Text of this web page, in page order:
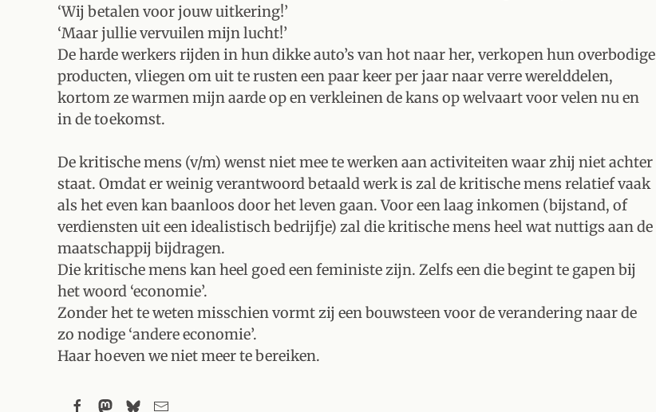
‘Wij betalen voor jouw uitkering!’
‘Maar jullie vervuilen mijn lucht!’
De harde werkers rijden in hun dikke auto’s van hot naar her, verkopen hun overbodige
producten, vliegen om uit te rusten een paar keer per jaar naar verre werelddelen,
kortom ze warmen mijn aarde op en verkleinen de kans op welvaart voor velen nu en
in de toekomst.
De kritische mens (v/m) wenst niet mee te werken aan activiteiten waar zhij niet achter
staat. Omdat er weinig verantwoord betaald werk is zal de kritische mens relatief vaak
als het even kan baanloos door het leven gaan. Voor een laag inkomen (bijstand, of
verdiensten uit een idealistisch bedrijfje) zal die kritische mens heel wat nuttigs aan de
maatschappij bijdragen.
Die kritische mens kan heel goed een feministe zijn. Zelfs een die begint te gapen bij
het woord ‘economie’.
Zonder het te weten misschien vormt zij een bouwsteen voor de verandering naar de
zo nodige ‘andere economie’.
Haar hoeven we niet meer te bereiken.